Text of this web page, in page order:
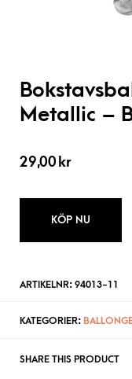
Metallic –
29,00 kr
KÖP NU
ARTIKELNR: 94013-11
KATEGORIER:
SHARE THIS PRODUCT